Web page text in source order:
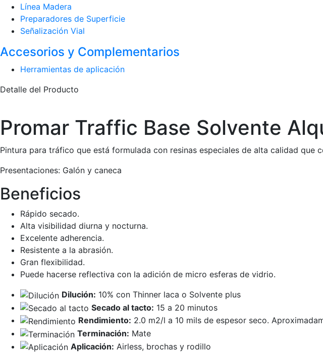
Línea Madera
Preparadores de Superficie
Señalización Vial
Accesorios y Complementarios
Herramientas de aplicación
Detalle del Producto
Promar Traffic Base Solvente
Pintura para tráfico que está formulada con resinas especiales de alta calidad
Presentaciones: Galón y caneca
Beneficios
Rápido secado.
Alta visibilidad diurna y nocturna.
Excelente adherencia.
Resistente a la abrasión.
Gran flexibilidad.
Puede hacerse reflectiva con la adición de micro esferas de vidrio.
Dilución: 10% con Thinner laca o Solvente plus
Secado al tacto: 15 a 20 minutos
Rendimiento: 2.0 m2/l a 10 mils de espesor seco.
Terminación: Mate
Aplicación: Airless, brochas y rodillo